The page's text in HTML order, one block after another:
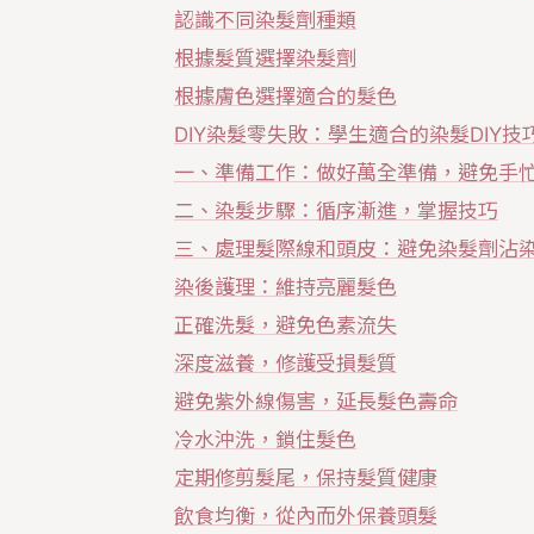
認識不同染髮劑種類
根據髮質選擇染髮劑
根據膚色選擇適合的髮色
DIY染髮零失敗：學生適合的染髮DIY技
一、準備工作：做好萬全準備，避免手
二、染髮步驟：循序漸進，掌握技巧
三、處理髮際線和頭皮：避免染髮劑沾
染後護理：維持亮麗髮色
正確洗髮，避免色素流失
深度滋養，修護受損髮質
避免紫外線傷害，延長髮色壽命
冷水沖洗，鎖住髮色
定期修剪髮尾，保持髮質健康
飲食均衡，從內而外保養頭髮